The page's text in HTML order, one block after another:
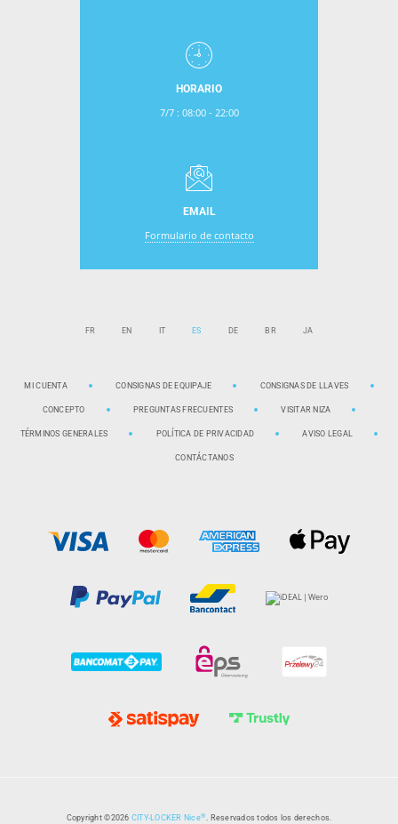
HORARIO
7/7 : 08:00 - 22:00
EMAIL
Formulario de contacto
FR EN IT ES DE BR JA
MI CUENTA CONSIGNAS DE EQUIPAJE CONSIGNAS DE LLAVES
CONCEPTO PREGUNTAS FRECUENTES VISITAR NIZA
TÉRMINOS GENERALES POLÍTICA DE PRIVACIDAD AVISO LEGAL
CONTÁCTANOS
Copyright ©2026 CITY-LOCKER Nice®. Reservados todos los derechos.